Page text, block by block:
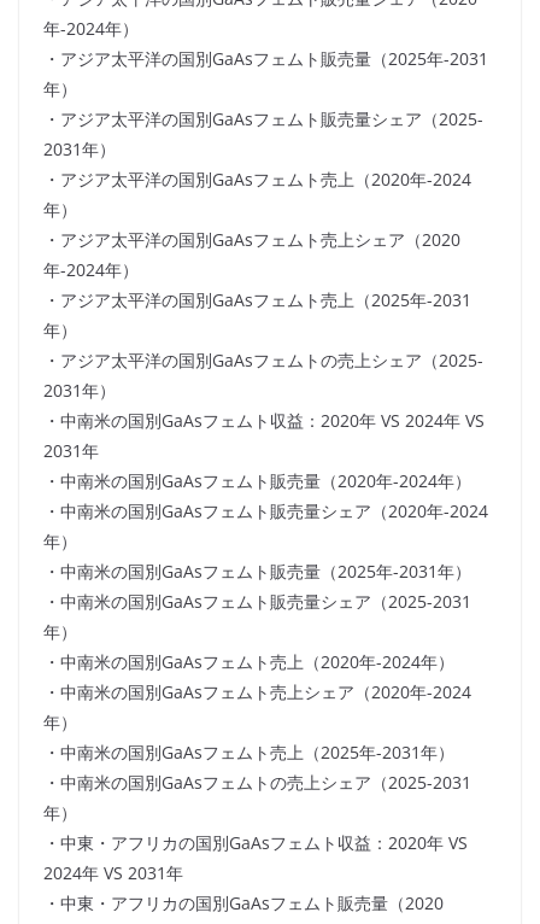
年-2024年）
・アジア太平洋の国別GaAsフェムト販売量（2025年-2031
年）
・アジア太平洋の国別GaAsフェムト販売量シェア（2025-
2031年）
・アジア太平洋の国別GaAsフェムト売上（2020年-2024
年）
・アジア太平洋の国別GaAsフェムト売上シェア（2020
年-2024年）
・アジア太平洋の国別GaAsフェムト売上（2025年-2031
年）
・アジア太平洋の国別GaAsフェムトの売上シェア（2025-
2031年）
・中南米の国別GaAsフェムト収益：2020年 VS 2024年 VS
2031年
・中南米の国別GaAsフェムト販売量（2020年-2024年）
・中南米の国別GaAsフェムト販売量シェア（2020年-2024
年）
・中南米の国別GaAsフェムト販売量（2025年-2031年）
・中南米の国別GaAsフェムト販売量シェア（2025-2031
年）
・中南米の国別GaAsフェムト売上（2020年-2024年）
・中南米の国別GaAsフェムト売上シェア（2020年-2024
年）
・中南米の国別GaAsフェムト売上（2025年-2031年）
・中南米の国別GaAsフェムトの売上シェア（2025-2031
年）
・中東・アフリカの国別GaAsフェムト収益：2020年 VS
2024年 VS 2031年
・中東・アフリカの国別GaAsフェムト販売量（2020